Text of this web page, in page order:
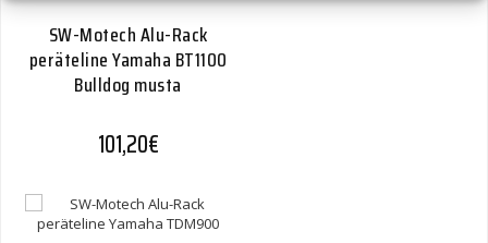
SW-Motech Alu-Rack
peräteline Yamaha BT1100
Bulldog musta
101,20€